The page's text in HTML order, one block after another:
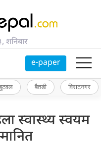
शनिबार
e-paper
बैतडी विराटनगर
स्वास्थ्य स्वयम